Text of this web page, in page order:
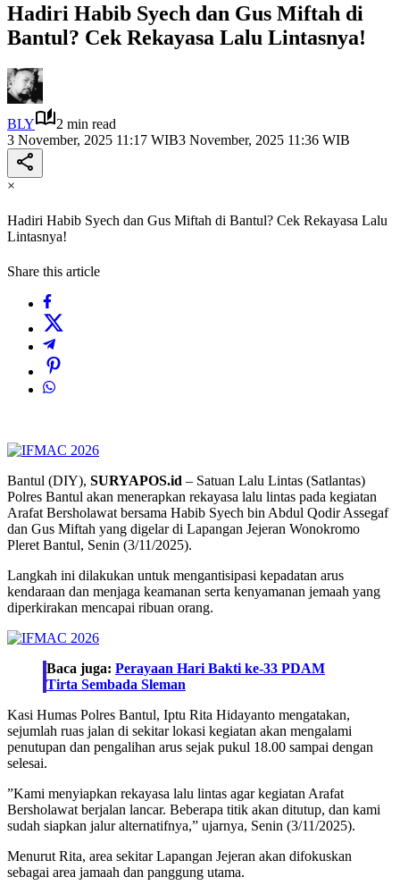
Hadiri Habib Syech dan Gus Miftah di
Bantul? Cek Rekayasa Lalu Lintasnya!
BLY
2 min read
3 November, 2025 11:17 WIB3 November, 2025 11:36 WIB
×
Hadiri Habib Syech dan Gus Miftah di Bantul? Cek Rekayasa Lalu
Lintasnya!
Share this article
Bantul (DIY), SURYAPOS.id – Satuan Lalu Lintas (Satlantas)
Polres Bantul akan menerapkan rekayasa lalu lintas pada kegiatan
Arafat Bersholawat bersama Habib Syech bin Abdul Qodir Assegaf
dan Gus Miftah yang digelar di Lapangan Jejeran Wonokromo
Pleret Bantul, Senin (3/11/2025).
Langkah ini dilakukan untuk mengantisipasi kepadatan arus
kendaraan dan menjaga keamanan serta kenyamanan jemaah yang
diperkirakan mencapai ribuan orang.
Baca juga: Perayaan Hari Bakti ke-33 PDAM
Tirta Sembada Sleman
Kasi Humas Polres Bantul, Iptu Rita Hidayanto mengatakan,
sejumlah ruas jalan di sekitar lokasi kegiatan akan mengalami
penutupan dan pengalihan arus sejak pukul 18.00 sampai dengan
selesai.
”Kami menyiapkan rekayasa lalu lintas agar kegiatan Arafat
Bersholawat berjalan lancar. Beberapa titik akan ditutup, dan kami
sudah siapkan jalur alternatifnya,” ujarnya, Senin (3/11/2025).
Menurut Rita, area sekitar Lapangan Jejeran akan difokuskan
sebagai area jamaah dan panggung utama.